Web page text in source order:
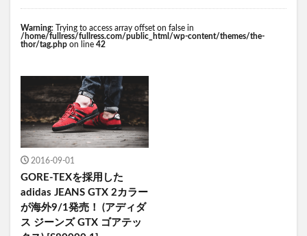
Warning: Trying to access array offset on false in
/home/fullress/fullress.com/public_html/wp-content/themes/the-
thor/tag.php on line 42
2016-09-01
GORE-TEXを採用した
adidas JEANS GTX 2カラー
が海外9/1発売！ (アディダ
ス ジーンズ GTX ゴアテッ